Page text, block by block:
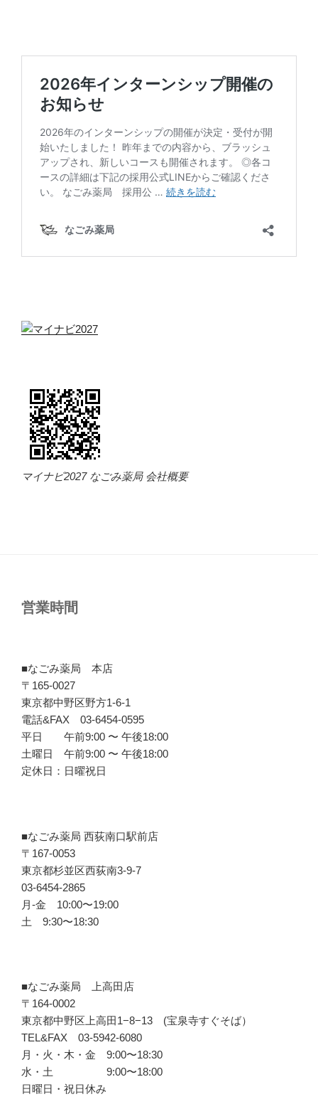
マイナビ2027 なごみ薬局 会社概要
営業時間
■なごみ薬局 本店
〒165-0027
東京都中野区野方1-6-1
電話&FAX 03-6454-0595
平日 午前9:00 〜 午後18:00
土曜日 午前9:00 〜 午後18:00
定休日：日曜祝日
■なごみ薬局 西荻南口駅前店
〒167-0053
東京都杉並区西荻南3-9-7
03-6454-2865
月-金 10:00〜19:00
土 9:30〜18:30
■なごみ薬局 上高田店
〒164-0002
東京都中野区上高田1−8−13 (宝泉寺すぐそば）
TEL&FAX 03-5942-6080
月・火・木・金 9:00〜18:30
水・土 9:00〜18:00
日曜日・祝日休み